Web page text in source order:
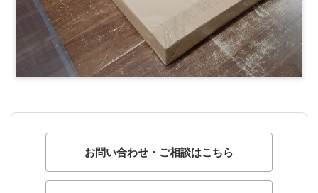
お問い合わせ・ご相談はこちら